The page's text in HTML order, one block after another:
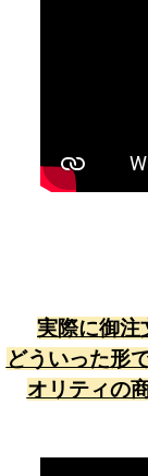
実際に御注
どういった形
オリティの